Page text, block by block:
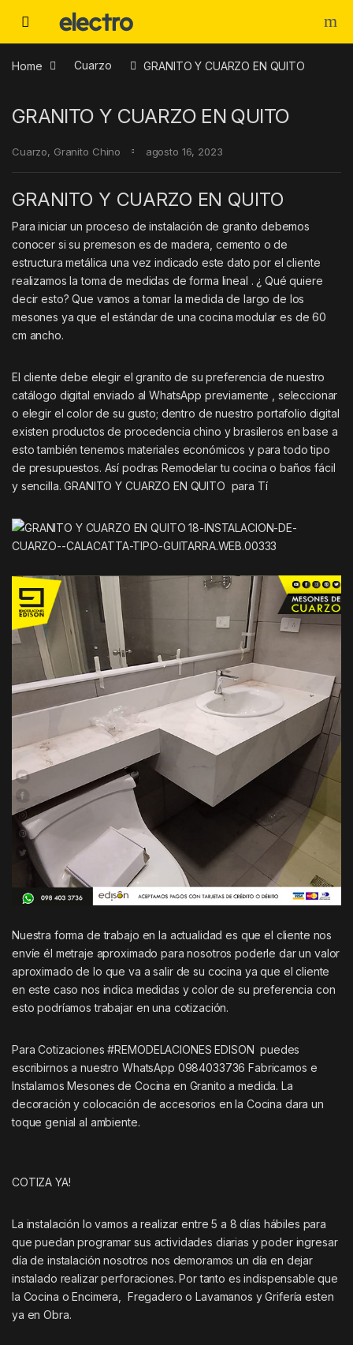
Home Cuarzo GRANITO Y CUARZO EN QUITO
GRANITO Y CUARZO EN QUITO
Cuarzo, Granito Chino agosto 16, 2023
GRANITO Y CUARZO EN QUITO
Para iniciar un proceso de instalación de granito debemos
conocer si su premeson es de madera, cemento o de
estructura metálica una vez indicado este dato por el cliente
realizamos la toma de medidas de forma lineal . ¿ Qué quiere
decir esto? Que vamos a tomar la medida de largo de los
mesones ya que el estándar de una cocina modular es de 60
cm ancho.
El cliente debe elegir el granito de su preferencia de nuestro
catálogo digital enviado al WhatsApp previamente , seleccionar
o elegir el color de su gusto; dentro de nuestro portafolio digital
existen productos de procedencia chino y brasileros en base a
esto también tenemos materiales económicos y para todo tipo
de presupuestos. Así podras Remodelar tu cocina o baños fácil
y sencilla. GRANITO Y CUARZO EN QUITO para Tí
Nuestra forma de trabajo en la actualidad es que el cliente nos
envíe él metraje aproximado para nosotros poderle dar un valor
aproximado de lo que va a salir de su cocina ya que el cliente
en este caso nos indica medidas y color de su preferencia con
esto podríamos trabajar en una cotización.
Para Cotizaciones #REMODELACIONES EDISON puedes
escribirnos a nuestro WhatsApp 0984033736 Fabricamos e
Instalamos Mesones de Cocina en Granito a medida. La
decoración y colocación de accesorios en la Cocina dara un
toque genial al ambiente.
COTIZA YA!
La instalación lo vamos a realizar entre 5 a 8 días hábiles para
que puedan programar sus actividades diarias y poder ingresar
día de instalación nosotros nos demoramos un día en dejar
instalado realizar perforaciones. Por tanto es indispensable que
la Cocina o Encimera, Fregadero o Lavamanos y Grifería esten
ya en Obra.